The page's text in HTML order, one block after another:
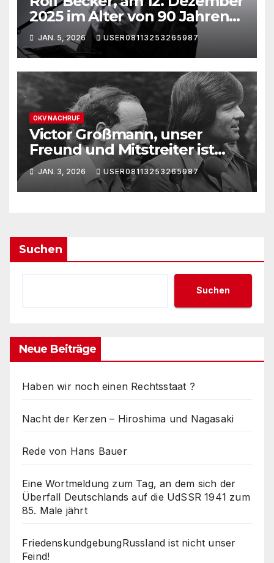
2025 im Alter von 90 Jahren
gestorben
JAN. 5, 2026 USER08113253265987
OKV NACHRUF
Victor Großmann, unser
Freund und Mitstreiter ist
verstorben
JAN. 3, 2026 USER08113253265987
Suchen
Suchen
Neue Beiträge
Haben wir noch einen Rechtsstaat ?
Nacht der Kerzen – Hiroshima und Nagasaki
Rede von Hans Bauer
Eine Wortmeldung zum Tag, an dem sich der
Überfall Deutschlands auf die UdSSR 1941 zum
85. Male jährt
FriedenskundgebungRussland ist nicht unser
Feind!